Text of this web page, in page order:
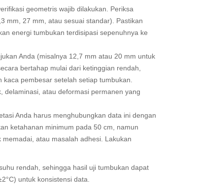
geometris wajib dilakukan. Periksa
mm, 27 mm, atau sesuai standar). Pastikan
energi tumbukan terdisipasi sepenuhnya ke
Anda (misalnya 12,7 mm atau 20 mm untuk
bertahap mulai dari ketinggian rendah,
pembesar setelah setiap tumbukan.
delaminasi, atau deformasi permanen yang
Anda harus menghubungkan data ini dengan
ketahanan minimum pada 50 cm, namun
atau masalah adhesi. Lakukan
rendah, sehingga hasil uji tumbukan dapat
untuk konsistensi data.